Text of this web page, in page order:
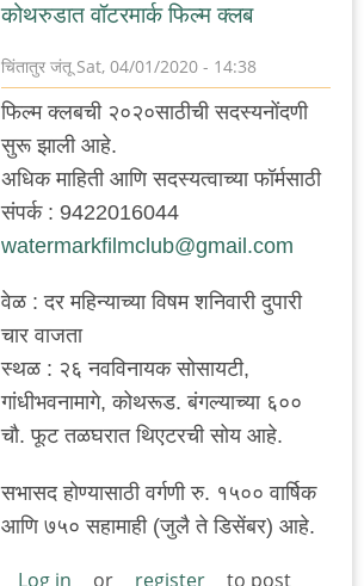
कोथरुडात वॉटरमार्क फिल्म क्लब
चिंतातुर जंतूSat, 04/01/2020 - 14:38
In
to
कोथरुडात
क्लब
by
चिंतातुर
जंतू
फिल्म क्लबची २०२०साठीची सदस्यनोंदणी
सुरू झाली आहे.
अधिक माहिती आणि सदस्यत्वाच्या फॉर्मसाठी
संपर्क : 9422016044
watermarkfilmclub@gmail.com
वेळ : दर महिन्याच्या विषम शनिवारी दुपारी
चार वाजता
स्थळ : २६ नवविनायक सोसायटी,
गांधीभवनामागे, कोथरूड. बंगल्याच्या ६००
चौ. फूट तळघरात थिएटरची सोय आहे.
सभासद होण्यासाठी वर्गणी रु. १५०० वार्षिक
आणि ७५० सहामाही (जुलै ते डिसेंबर) आहे.
Log in or register to post